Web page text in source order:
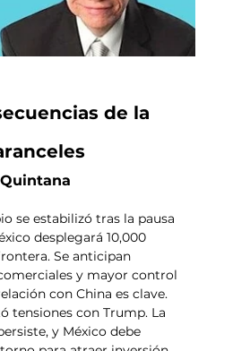
de la
se estabilizó tras la pausa
desplegará 10,000
Se anticipan
y mayor control
con China es clave.
tensiones con Trump. La
y México debe